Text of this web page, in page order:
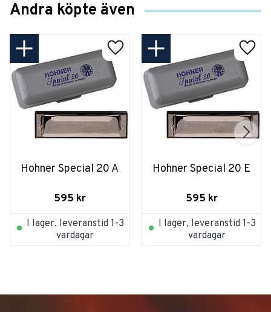
Andra köpte även
Hohner Special 20 A
595 kr
I lager, leveranstid 1-3
vardagar
Hohner Special 20 E
595 kr
I lager, leveranstid 1-3
vardagar